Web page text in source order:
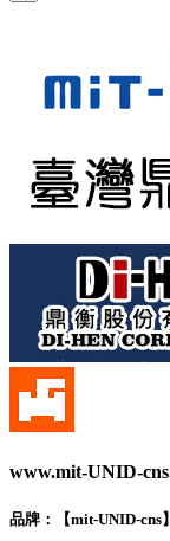
www.mit-UNID-
品牌：【mit-UNID-cns】